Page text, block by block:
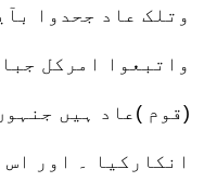
وتلک عاد جحدوا
(قوم )عاد ہیں
انکارکیا ۔ اور